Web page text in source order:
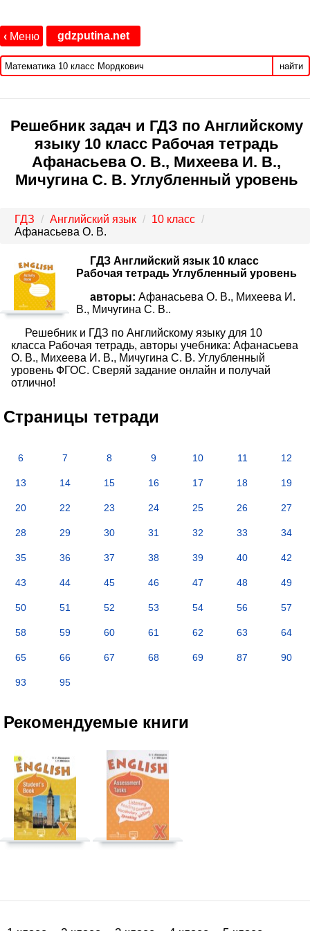
‹ Меню gdzputina.net
найти
Решебник задач и ГДЗ по Английскому
языку 10 класс Рабочая тетрадь
Афанасьева О. В., Михеева И. В.,
Мичугина С. В. Углубленный уровень
ГДЗ Английский язык
10 класс
Афанасьева О. В.
ГДЗ Английский язык 10 класс
Рабочая тетрадь Углубленный уровень
авторы: Афанасьева О. В., Михеева И.
В., Мичугина С. В..
Решебник и ГДЗ по Английскому языку для 10
класса Рабочая тетрадь, авторы учебника: Афанасьева
О. В., Михеева И. В., Мичугина С. В. Углубленный
уровень ФГОС. Сверяй задание онлайн и получай
отлично!
Страницы тетради
6 7 8 9 10 11 12
13 14 15 16 17 18 19
20 22 23 24 25 26 27
28 29 30 31 32 33 34
35 36 37 38 39 40 42
43 44 45 46 47 48 49
50 51 52 53 54 56 57
58 59 60 61 62 63 64
65 66 67 68 69 87 90
93 95
Рекомендуемые книги